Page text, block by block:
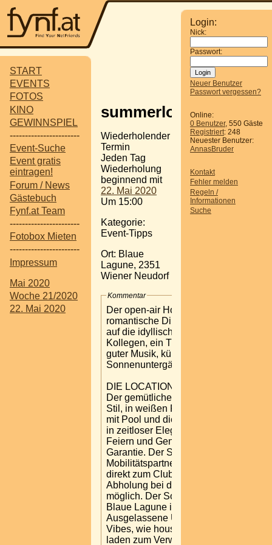
START
EVENTS
FOTOS
KINO
GEWINNSPIEL
-----------------------
Event-Suche
Event gratis
eintragen!
Forum / News
Gästebuch
Fynf.at Team
-----------------------
Fotobox Mieten
-----------------------
Impressum
Mai 2020
Woche 21/2020
22. Mai 2020
Login:
Nick:
Passwort:
Neuer Benutzer
Passwort vergessen?
Online:
0 Benutzer, 550 Gäste
Registriert: 248
Neuester Benutzer:
AnnasBruder
Kontakt
Fehler melden
Regeln /
Informationen
Suche
summerlounge.sky53
Wiederholender
Termin
Jeden Tag
Wiederholung
beginnend mit
22. Mai 2020
Um 15:00
Kategorie:
Event-Tipps
Ort: Blaue
Lagune, 2351
Wiener Neudorf
Kommentar
Der open-air Hotspot ist besonders
romantische Dinner mit traumhaften
auf die idyllische Lagune, für After-
Kollegen, ein Treffen mit Freunden,
guter Musik, kühlen Drinks und
Sonnenuntergänge den Sommer zu
DIE LOCATION
Der gemütliche Lounge Bereiche im
Stil, in weißen Paletten Mobilar, die
mit Pool und die Bar, wie auch das
in zeitloser Eleganz, bieten einen Mix
Feiern und Genießen mit
Garantie. Der Shuttle-Service von
Mobilitätspartner bringt die Gäste vom
direkt zum Club, auf Anfrage ist auch
Abholung bei der Badner Bahn
möglich. Der Sonnenuntergang
Blaue Lagune in einen attraktiven
Ausgelassene Urlaubsstimmung und
Vibes, wie house, chillout, beachclub
laden zum Verweilen und Tanzen ein.